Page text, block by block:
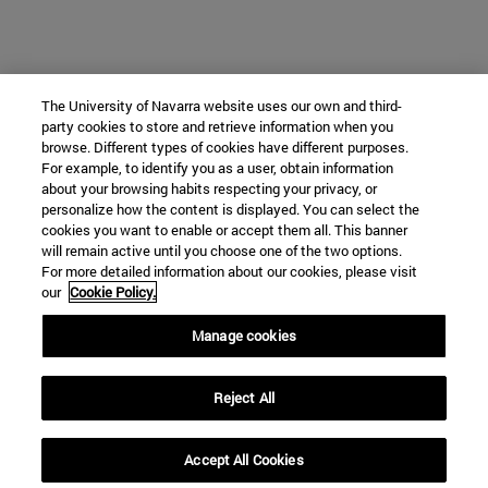
The University of Navarra website uses our own and third-
party cookies to store and retrieve information when you
browse. Different types of cookies have different purposes.
For example, to identify you as a user, obtain information
about your browsing habits respecting your privacy, or
personalize how the content is displayed. You can select the
cookies you want to enable or accept them all. This banner
will remain active until you choose one of the two options.
For more detailed information about our cookies, please visit
our Cookie Policy.
Manage cookies
Reject All
Accept All Cookies